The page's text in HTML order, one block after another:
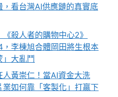
，看台灣AI供應鏈的真實底
殺人者的購物中心2》
李棟旭合體岡田將生根本
」大亂鬥
人黃崇仁！當AI資金大洗
業如何靠「客製化」打贏下